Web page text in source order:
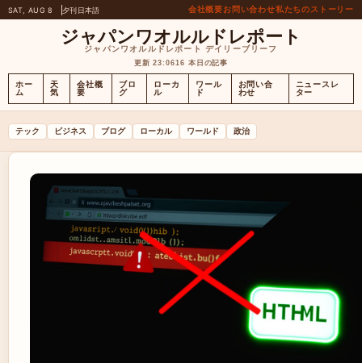
SAT, AUG 8 夕刊日本語 会社概要お問い合わせ私たちのストーリー
ジャパンワオルルドレポート
ジャパンワオルルドレポート デイリーブリーフ
更新 23:0616 本日の記事
ホー
ム
天
気
会社概
要
ブロ
グ
ローカ
ル
ワール
ド
お問い合
わせ
ニュースレ
ター
テック ビジネス ブログ ローカル ワールド 政治